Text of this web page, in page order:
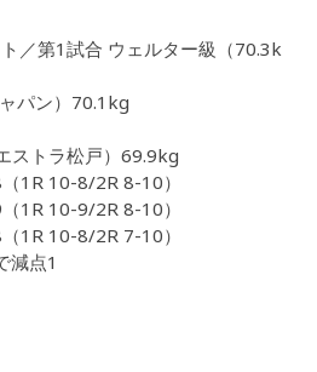
ト／第1試合 ウェルター級（70.3k
パン）70.1kg
ストラ松戸）69.9kg
1R 10-8/2R 8-10）
10-9/2R 8-10）
10-8/2R 7-10）
減点1